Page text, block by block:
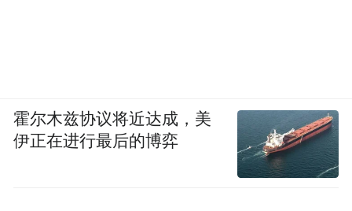
霍尔木兹协议将近达成，美
伊正在进行最后的博弈